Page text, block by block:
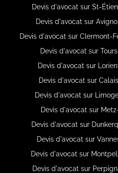
Devis d'avocat sur St-
Devis d'avocat sur
Devis d'avocat sur Clermont-
Devis d'avocat sur
Devis d'avocat sur
Devis d'avocat sur
Devis d'avocat sur
Devis d'avocat sur
Devis d'avocat sur
Devis d'avocat sur
Devis d'avocat sur
Devis d'avocat sur